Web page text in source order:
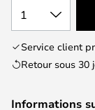
1
Service client
Retour sous 30
Informations